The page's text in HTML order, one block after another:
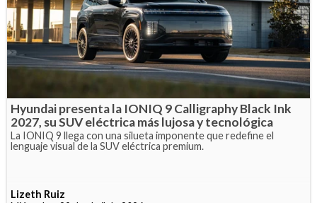
Hyundai presenta la IONIQ 9 Calligraphy Black Ink
2027, su SUV eléctrica más lujosa y tecnológica
La IONIQ 9 llega con una silueta imponente que redefine el
lenguaje visual de la SUV eléctrica premium.
Lizeth Ruiz